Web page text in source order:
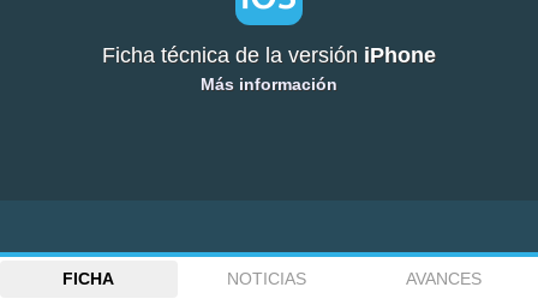
Ficha técnica de la versión iPhone
Más información
FICHA NOTICIAS
AVANCES